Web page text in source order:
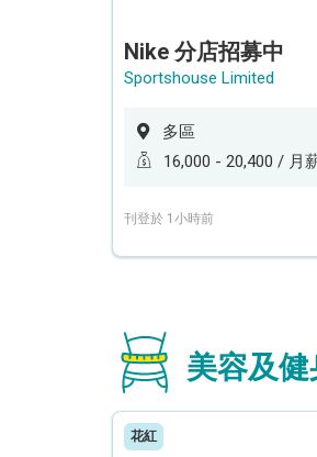
Nike 分店招募中
Sportshouse Limited
多區
16,000 - 20,400 / 月
刊登於 1小時前
美容及
花紅